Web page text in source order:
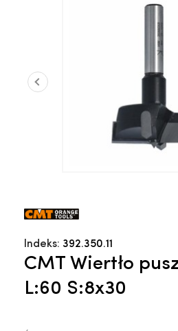
Indeks: 392.350.11
CMT Wiertło
L:60 S:8x30